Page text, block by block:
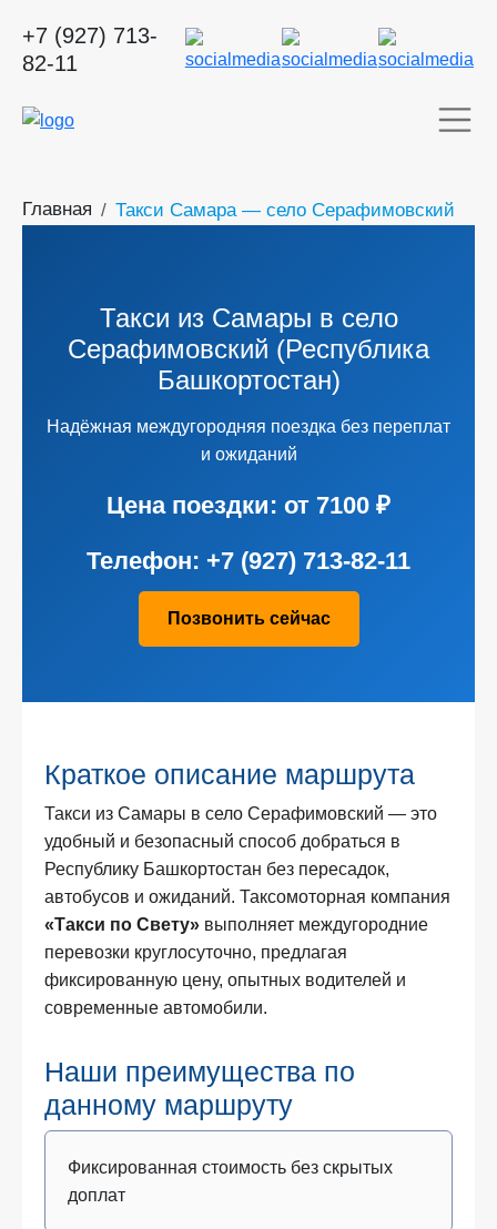
+7 (927) 713-
82-11
Главная Такси Самара — село Серафимовский
Такси из Самары в село
Серафимовский (Республика
Башкортостан)
Надёжная междугородняя поездка без переплат
и ожиданий
Цена поездки: от 7100 ₽
Телефон: +7 (927) 713‑82‑11
Позвонить сейчас
Краткое описание маршрута
Такси из Самары в село Серафимовский — это
удобный и безопасный способ добраться в
Республику Башкортостан без пересадок,
автобусов и ожиданий. Таксомоторная компания
«Такси по Свету» выполняет междугородние
перевозки круглосуточно, предлагая
фиксированную цену, опытных водителей и
современные автомобили.
Наши преимущества по
данному маршруту
Фиксированная стоимость без скрытых
доплат